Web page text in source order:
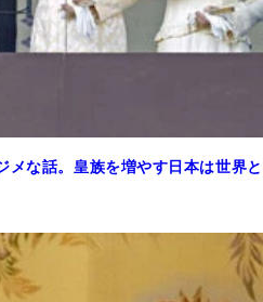
メな話。皇族を増やす日本は世界と